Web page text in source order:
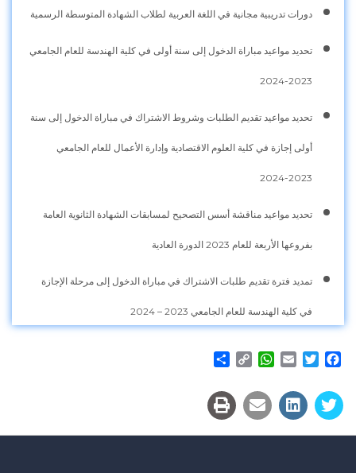
دورات تدريبية مجانية في اللغة العربية لطلاب الشهادة المتوسطة الرسمية
تحديد مواعيد مباراة الدخول إلى سنة أولى في كلية الهندسة للعام الجامعي
2023-2024
تحديد مواعيد تقديم الطلبات وشروط الاشتراك في مباراة الدخول إلى سنة
أولى إجازة في كلية العلوم الاقتصادية وإدارة الأعمال للعام الجامعي
2023-2024
تحديد مواعيد مناقشة أسس التصحيح لمسابقات الشهادة الثانوية العامة
بفروعها الأربعة للعام 2023 الدورة العادية
تمديد فترة تقديم طلبات الاشتراك في مباراة الدخول إلى مرحلة الإجازة
في كلية الهندسة للعام الجامعي 2023 – 2024
Facebook
Twitter
Email
WhatsApp
Copy